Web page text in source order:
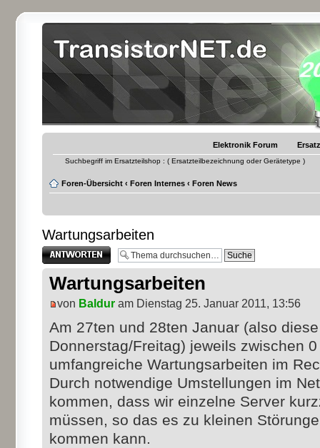
Elektronik Forum
Suchbegriff im Ersatzteilshop : ( Ersatzteilbezeichnung oder Gerätetype )
Foren-Übersicht ‹ Foren Internes ‹ Foren News
Wartungsarbeiten
Antwort erstellen
Wartungsarbeiten
von Baldur am Dienstag 25. Januar 2011, 13:56
Am 27ten und 28ten Januar (also
Donnerstag/Freitag) jeweils zwischen
umfangreiche Wartungsarbeiten im
Durch notwendige Umstellungen im
kommen, dass wir einzelne Server
müssen, so das es zu kleinen
kommen kann.